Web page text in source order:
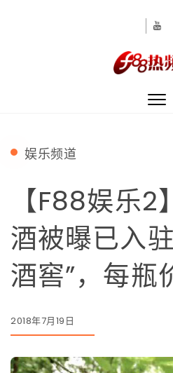
娱乐频道
【F88娱乐
酒被曝已入
酒窖”，每瓶
2018年7月19日